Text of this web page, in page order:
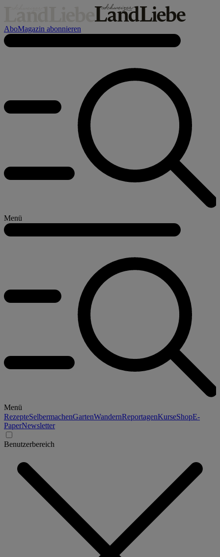
AboMagazin abonnieren
Menü
Menü
RezepteSelbermachenGartenWandernReportagenKurseShopE-
PaperNewsletter
Benutzerbereich